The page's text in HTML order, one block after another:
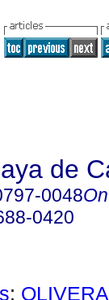
de
0048
0420
;